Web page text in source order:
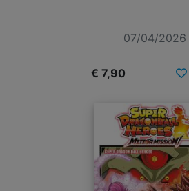
07/04/2026
€ 7,90